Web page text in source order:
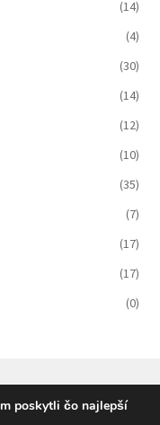
(14)
(4)
(30)
(14)
(12)
(10)
(35)
(7)
(17)
(17)
(0)
poskytli čo najlepší